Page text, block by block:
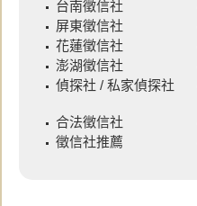
台南徵信社
屏東徵信社
花蓮徵信社
澎湖徵信社
偵探社 / 私家偵探社
合法徵信社
徵信社推薦